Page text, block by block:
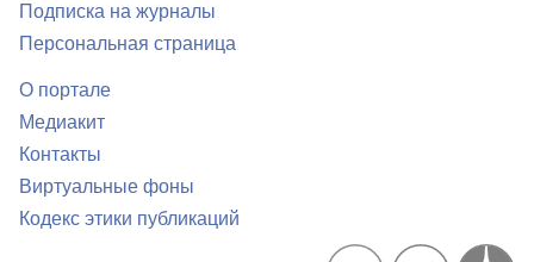
Подписка на журналы
Персональная страница
О портале
Медиакит
Контакты
Виртуальные фоны
Кодекс этики публикаций